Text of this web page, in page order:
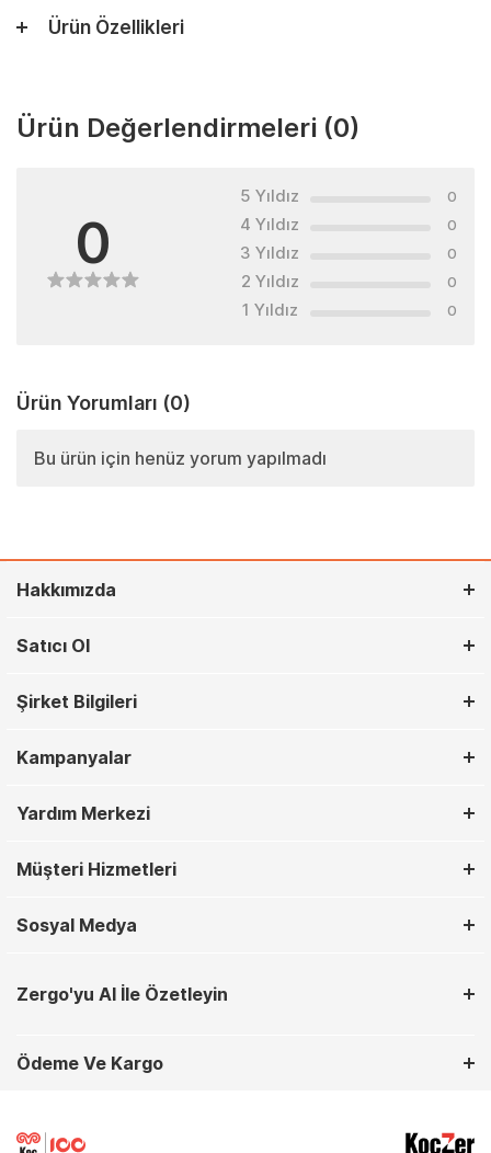
Ürün Özellikleri
Ürün Değerlendirmeleri (0)
0
5 Yıldız 0
4 Yıldız 0
3 Yıldız 0
2 Yıldız 0
1 Yıldız 0
Ürün Yorumları (0)
Bu ürün için henüz yorum yapılmadı
Hakkımızda
Satıcı Ol
Şirket Bilgileri
Kampanyalar
Yardım Merkezi
Müşteri Hizmetleri
Sosyal Medya
Zergo'yu AI İle Özetleyin
Ödeme Ve Kargo